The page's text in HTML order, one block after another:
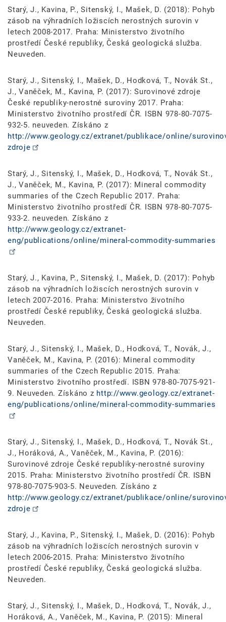
Starý, J., Kavina, P., Sitenský, I., Mašek, D. (2018): Pohyb
zásob na výhradních ložiscích nerostných surovin v
letech 2008-2017. Praha: Ministerstvo životního
prostředí České republiky, Česká geologická služba.
Neuveden.
Starý, J., Sitenský, I., Mašek, D., Hodková, T., Novák St.,
J., Vaněček, M., Kavina, P. (2017): Surovinové zdroje
České republiky-nerostné suroviny 2017. Praha:
Ministerstvo životního prostředí ČR. ISBN 978-80-7075-
932-5. neuveden. Získáno z
http://www.geology.cz/extranet/publikace/online/
zdroje
Starý, J., Sitenský, I., Mašek, D., Hodková, T., Novák St.,
J., Vaněček, M., Kavina, P. (2017): Mineral commodity
summaries of the Czech Republic 2017. Praha:
Ministerstvo životního prostředí ČR. ISBN 978-80-7075-
933-2. neuveden. Získáno z
http://www.geology.cz/extranet-
eng/publications/online/mineral-commodity-summaries
Starý, J., Kavina, P., Sitenský, I., Mašek, D. (2017): Pohyb
zásob na výhradních ložiscích nerostných surovin v
letech 2007-2016. Praha: Ministerstvo životního
prostředí České republiky, Česká geologická služba.
Neuveden.
Starý, J., Sitenský, I., Mašek, D., Hodková, T., Novák, J.,
Vaněček, M., Kavina, P. (2016): Mineral commodity
summaries of the Czech Republic 2015. Praha:
Ministerstvo životního prostředí. ISBN 978-80-7075-921-
9. Neuveden. Získáno z http://www.geology.cz/extranet-
eng/publications/online/mineral-commodity-summaries
Starý, J., Sitenský, I., Mašek, D., Hodková, T., Novák St.,
J., Horáková, A., Vaněček, M., Kavina, P. (2016):
Surovinové zdroje České republiky-nerostné suroviny
2015. Praha: Ministerstvo životního prostředí ČR. ISBN
978-80-7075-903-5. Neuveden. Získáno z
http://www.geology.cz/extranet/publikace/online/
zdroje
Starý, J., Kavina, P., Sitenský, I., Mašek, D. (2016): Pohyb
zásob na výhradních ložiscích nerostných surovin v
letech 2006-2015. Praha: Ministerstvo životního
prostředí České republiky, Česká geologická služba.
Neuveden.
Starý, J., Sitenský, I., Mašek, D., Hodková, T., Novák, J.,
Horáková, A., Vaněček, M., Kavina, P. (2015): Mineral